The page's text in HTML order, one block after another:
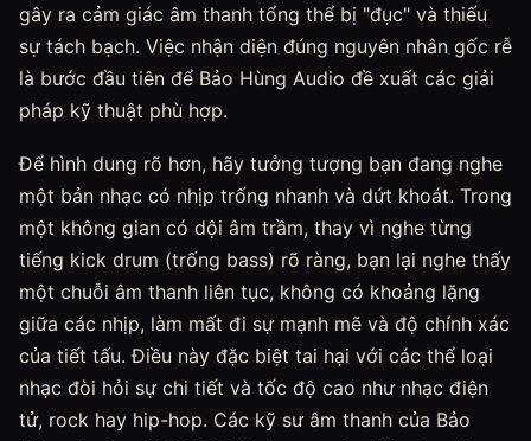
gây ra cảm giác âm thanh tổng thể bị "đục" và thiếu
sự tách bạch. Việc nhận diện đúng nguyên nhân gốc rễ
là bước đầu tiên để Bảo Hùng Audio đề xuất các giải
pháp kỹ thuật phù hợp.
Để hình dung rõ hơn, hãy tưởng tượng bạn đang nghe
một bản nhạc có nhịp trống nhanh và dứt khoát. Trong
một không gian có dội âm trầm, thay vì nghe từng
tiếng kick drum (trống bass) rõ ràng, bạn lại nghe thấy
một chuỗi âm thanh liên tục, không có khoảng lặng
giữa các nhịp, làm mất đi sự mạnh mẽ và độ chính xác
của tiết tấu. Điều này đặc biệt tai hại với các thể loại
nhạc đòi hỏi sự chi tiết và tốc độ cao như nhạc điện
tử, rock hay hip-hop. Các kỹ sư âm thanh của Bảo